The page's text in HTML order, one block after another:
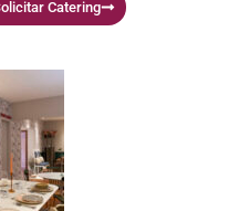
Catering